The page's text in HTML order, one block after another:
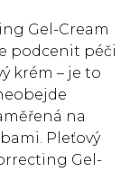
Gel-Cream
podcenit péči
krém – je to
na
Pleťový
Gel-